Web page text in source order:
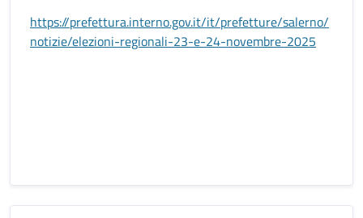
https://prefettura.interno.gov.it/it/prefetture/salerno/
notizie/elezioni-regionali-23-e-24-novembre-2025